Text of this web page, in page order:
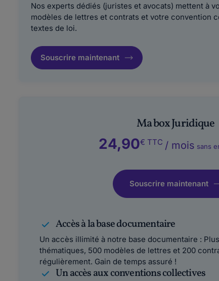
Nos experts dédiés (juristes et avocats) mettent à
modèles de lettres et contrats et votre convention
textes de loi.
Souscrire maintenant
Ma box Juridique
24,90€ TTC / mois sans
Souscrire maintenant
Accès à la base documentaire
Un accès illimité à notre base documentaire :
thématiques, 500 modèles de lettres et 200
régulièrement. Gain de temps assuré !
Un accès aux conventions collectives